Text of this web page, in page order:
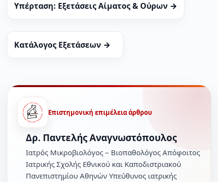
Υπέρταση: Εξετάσεις Αίματος & Ούρων →
Κατάλογος Εξετάσεων →
Επιστημονική επιμέλεια άρθρου
Δρ. Παντελής Αναγνωστόπουλος
Ιατρός Μικροβιολόγος – Βιοπαθολόγος Απόφοιτος
Ιατρικής Σχολής Εθνικού και Καποδιστριακού
Πανεπιστημίου Αθηνών Υπεύθυνος ιατρικής